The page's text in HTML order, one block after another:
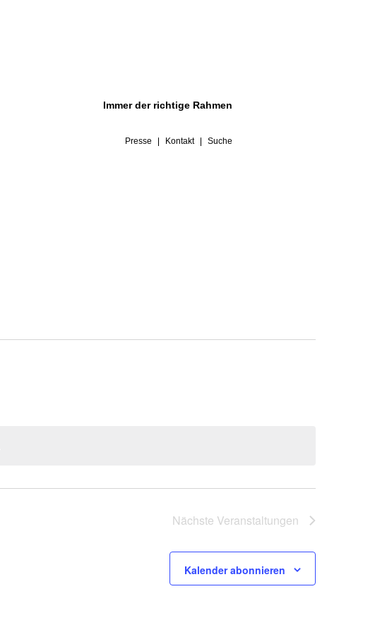
Immer der richtige Rahmen
Presse Kontakt Suche
Nächste Veranstaltungen
Kalender abonnieren